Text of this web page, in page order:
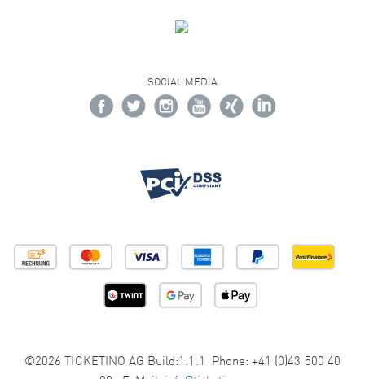
SOCIAL MEDIA
©2026 TICKETINO AG Build:1.1.1 Phone: +41 (0)43 500 40